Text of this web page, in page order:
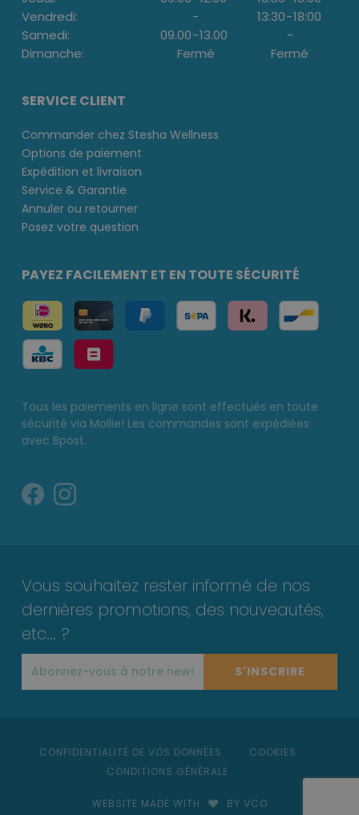
Vendredi:
- 13:30-18:00
Samedi:
09.00-13.00
-
Dimanche:
Fermé Fermé
SERVICE CLIENT
Commander chez Stesha Wellness
Options de paiement
Expédition et livraison
Service & Garantie
Annuler ou retourner
Posez votre question
PAYEZ FACILEMENT ET EN TOUTE SÉCURITÉ
Tous les paiements en ligne sont effectués en toute
sécurité via Mollie! Les commandes sont expédiées
avec Bpost.
Vous souhaitez rester informé de nos
dernières promotions, des nouveautés,
etc... ?
S'INSCRIRE
CONFIDENTIALITÉ DE VOS DONNÉES
COOKIES
CONDITIONS GÉNÉRALE
WEBSITE MADE WITH BY VCO